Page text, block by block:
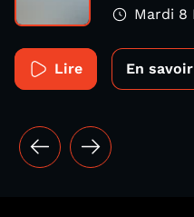
Mardi 8
Lire En